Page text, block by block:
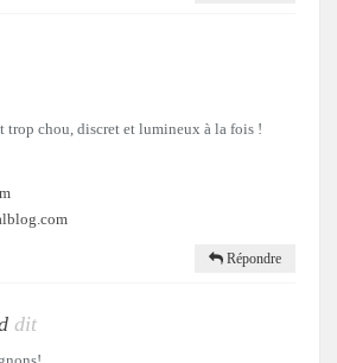
trop chou, discret et lumineux à la fois !
Répondre
dit